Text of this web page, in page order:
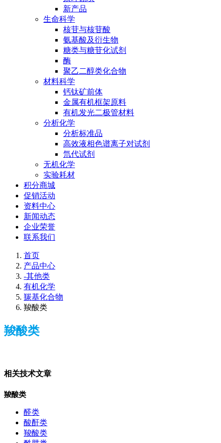
新产品
生命科学
核苷与核苷酸
氨基酸及衍生物
糖类与糖苷化试剂
酶
聚乙二醇类化合物
材料科学
钙钛矿前体
金属有机框架原料
有机发光二极管材料
分析化学
分析标准品
高效液相色谱离子对试剂
氘代试剂
无机化学
实验耗材
积分商城
促销活动
资料中心
新闻动态
企业荣誉
联系我们
首页
产品中心
-其他类
有机化学
羰基化合物
羧酸类
羧酸类
相关技术文章
羧酸类
醛类
酸酐类
羧酸类